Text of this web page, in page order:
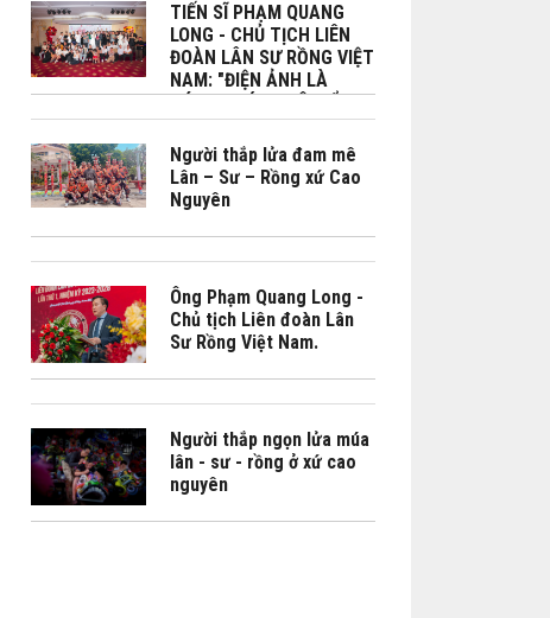
TIẾN SĨ PHẠM QUANG
LONG - CHỦ TỊCH LIÊN
ĐOÀN LÂN SƯ RỒNG VIỆT
NAM: "ĐIỆN ẢNH LÀ
CÁCH CHÚNG TÔI KỂ LẠI
CÂU CHUYỆN VĂN HÓA
BẰNG CẢM XÚC"
Người thắp lửa đam mê
Lân – Sư – Rồng xứ Cao
Nguyên
Ông Phạm Quang Long -
Chủ tịch Liên đoàn Lân
Sư Rồng Việt Nam.
Người thắp ngọn lửa múa
lân - sư - rồng ở xứ cao
nguyên